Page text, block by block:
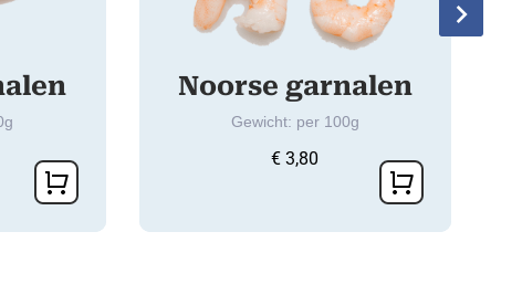
Noorse garnalen
Gewicht: per 100g
€ 3,80